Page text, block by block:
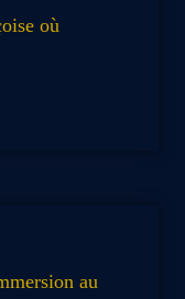
où
au